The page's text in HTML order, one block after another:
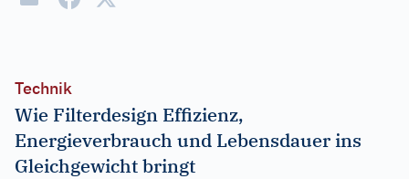
Technik
Wie Filterdesign Effizienz,
Energieverbrauch und Lebensdauer ins
Gleichgewicht bringt